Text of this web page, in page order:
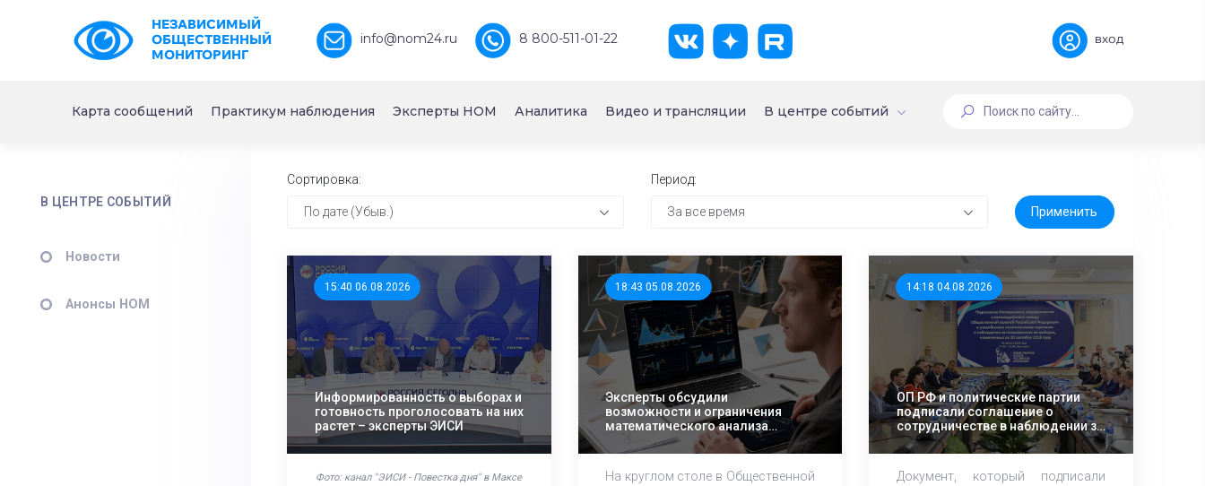
НЕЗАВИСИМЫЙ
ОБЩЕСТВЕННЫЙ
МОНИТОРИНГ
info@nom24.ru 8 800-511-01-22 вход
Карта сообщений Практикум наблюдения Эксперты НОМ Аналитика Видео и трансляции В центре событий
В ЦЕНТРЕ СОБЫТИЙ
Новости
Анонсы НОМ
Сортировка:
По дате (Убыв.)
Период:
За все время
15:40 06.08.2026
Информированность о выборах и
готовность проголосовать на них
растет – эксперты ЭИСИ
Фото: канал "ЭИСИ - Повестка дня" в Максе
18:43 05.08.2026
Эксперты обсудили
возможности и ограничения
математического анализа
избирательных кампаний
На круглом столе в Общественной
14:18 04.08.2026
ОП РФ и политические партии
подписали соглашение о
сотрудничестве в наблюдении за
выборами в Госдуму РФ
Документ, который подписали